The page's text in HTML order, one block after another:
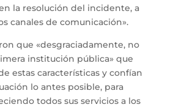
la resolución del incidente, a
canales de comunicación».
que «desgraciadamente, no
institución pública» que
estas características y confían
lo antes posible, para
todos sus servicios a los